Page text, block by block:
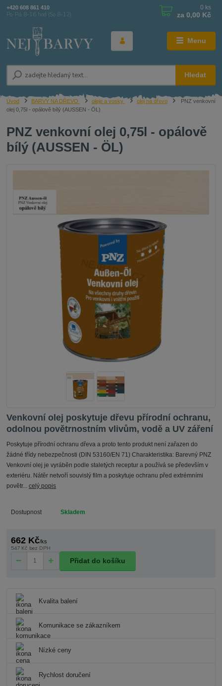
Menu
Hledat
+420 608 861 410
Po-Pá 8-16 hod (So 8-12)
0 ks
za 0,00 Kč
Úvod BARVY NA DŘEVO oleje a vosky olej na dřevo
PNZ venkovní
olej 0,75l - opálově bílý (AUSSEN - ÖL)
PNZ venkovní olej 0,75l - opálově
bílý (AUSSEN - ÖL)
Venkovní olej poskytuje dřevu přírodní ochranu,
odolnou povětrnostním vlivům, vodě a UV záření
Poskytuje přírodní ochranu dřeva a proto tento produkt není zařazen do
žádné třídy nebezpečnosti (DIN 53160/EN 71) Charakteristika: Barevný PNZ
Venkovní olej je vyráběn podle staletých receptur a používá se především v
exteriéru. Nátěr netvoří souvislý film a poskytuje ochranu před extrémními
povětr...celý popis
Dostupnost Skladem
662 Kč/ks
547 Kč bez DPH
Přidat do košíku
Kvalita balení
Komunikace se zákazníkem
Nízké ceny
Rychlost doručení